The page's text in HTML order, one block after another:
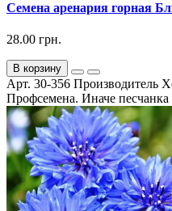
Семена аренария горная
28.00 грн.
В корзину
Арт. 30-356 Производитель
Профсемена. Иначе песчанка